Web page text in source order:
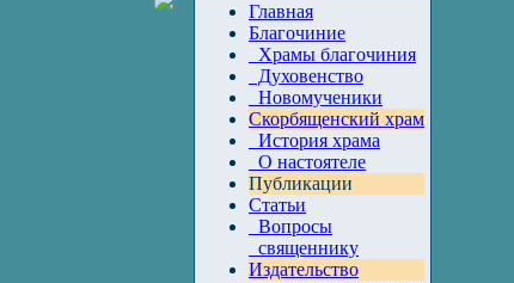
Главная
Благочиние
Храмы благочиния
Духовенство
Новомученики
Скорбященский храм
История храма
О настоятеле
Публикации
Статьи
Вопросы
священнику
Издательство